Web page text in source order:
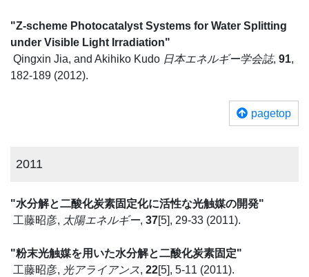
"Z-scheme Photocatalyst Systems for Water Splitting
under Visible Light Irradiation"
Qingxin Jia, and Akihiko Kudo 日本エネルギー学会誌, 91,
182-189 (2012).
pagetop
2011
"水分解と二酸化炭素固定化に活性な光触媒の開発"
工藤昭彦, 太陽エネルギー, 37[5], 29-33 (2011).
"粉末光触媒を用いた水分解と二酸化炭素固定"
工藤昭彦, 光アライアンス, 22[5], 5-11 (2011).